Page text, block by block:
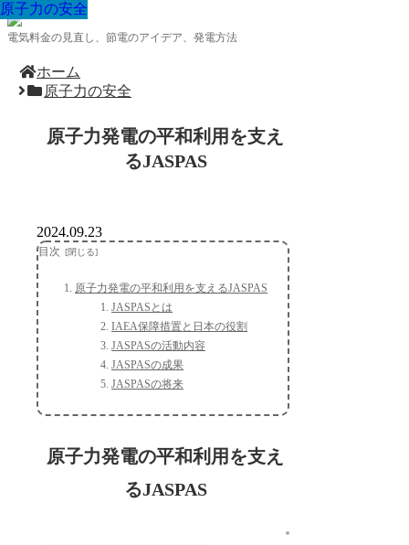
電気料金の見直し、節電のアイデア、発電方法
ホーム
原子力の安全
原子力発電の平和利用を支え
るJASPAS
原子力の安全
2024.09.23
目次
原子力発電の平和利用を支えるJASPAS
JASPASとは
IAEA保障措置と日本の役割
JASPASの活動内容
JASPASの成果
JASPASの将来
原子力発電の平和利用を支え
るJASPAS
原子力の安全
原子力の安全
原子力の安全
原子力の安全
原子力の安全
原子力の安全
原子力の安全
原子力の安全